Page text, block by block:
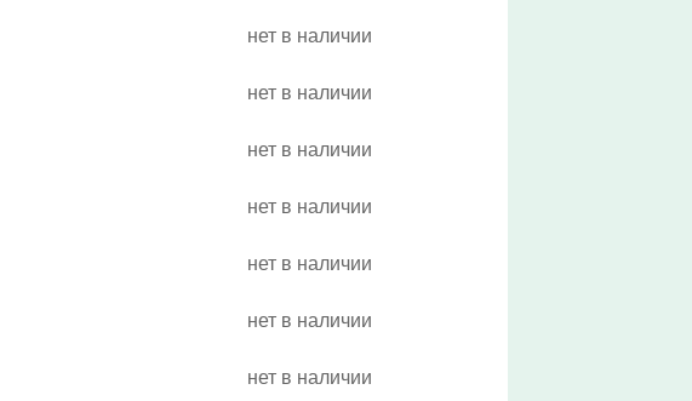
нет в наличии
нет в наличии
нет в наличии
нет в наличии
нет в наличии
нет в наличии
нет в наличии